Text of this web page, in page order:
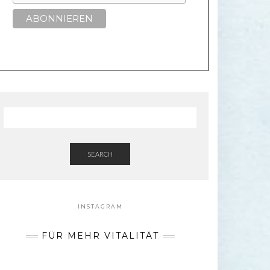
SEARCH
INSTAGRAM
FÜR MEHR VITALITÄT